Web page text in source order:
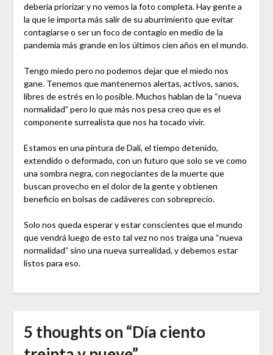
debería priorizar y no vemos la foto completa. Hay gente a
la que le importa más salir de su aburrimiento que evitar
contagiarse o ser un foco de contagio en medio de la
pandemia más grande en los últimos cien años en el mundo.
Tengo miedo pero no podemos dejar que el miedo nos
gane. Tenemos que mantenernos alertas, activos, sanos,
libres de estrés en lo posible. Muchos hablan de la “nueva
normalidad” pero lo que más nos pesa creo que es el
componente surrealista que nos ha tocado vivir.
Estamos en una pintura de Dalí, el tiempo detenido,
extendido o deformado, con un futuro que solo se ve como
una sombra negra, con negociantes de la muerte que
buscan provecho en el dolor de la gente y obtienen
beneficio en bolsas de cadáveres con sobreprecio.
Solo nos queda esperar y estar conscientes que el mundo
que vendrá luego de esto tal vez no nos traiga una “nueva
normalidad” sino una nueva surrealidad, y debemos estar
listos para eso.
5 thoughts on “Día ciento